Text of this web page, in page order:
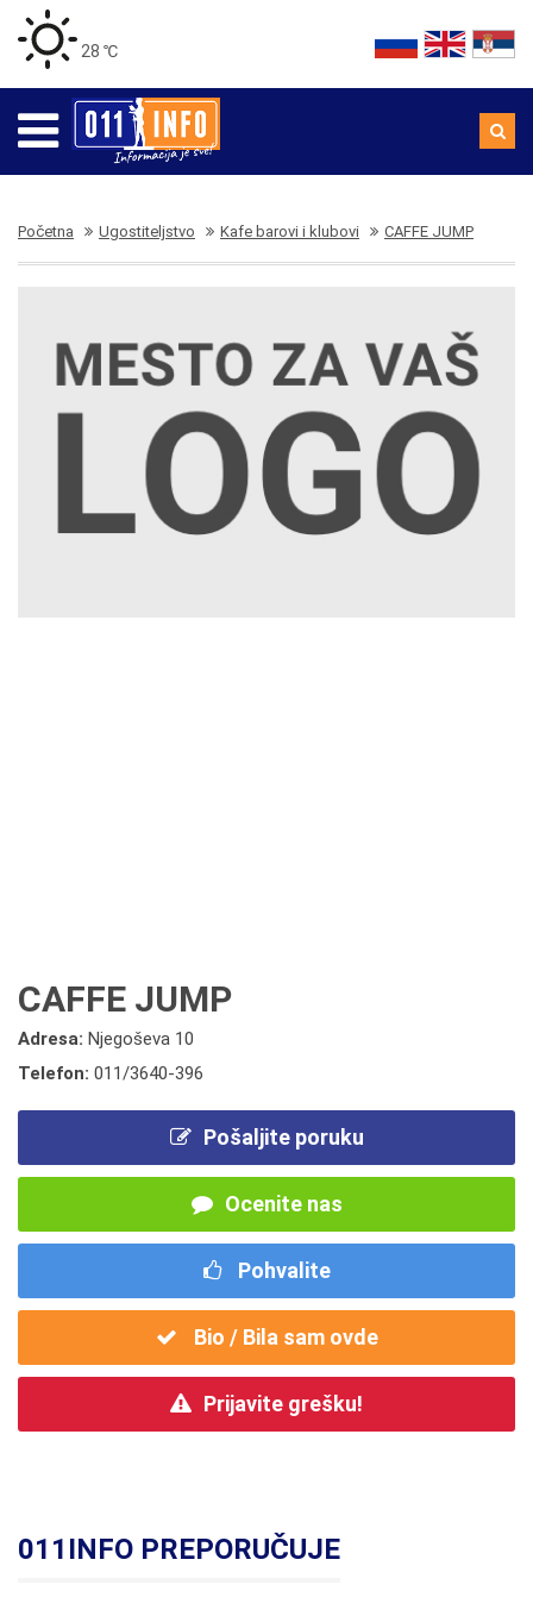
28 ℃
Početna Ugostiteljstvo Kafe barovi i klubovi CAFFE JUMP
CAFFE JUMP
Adresa: Njegoševa 10
Telefon: 011/3640-396
Pošaljite poruku
Ocenite nas
Pohvalite
Bio / Bila sam ovde
Prijavite grešku!
011INFO PREPORUČUJE